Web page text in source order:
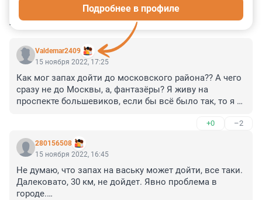
КОММЕНТАРИИ 15
Valdemar2409
Подробнее в профиле
15 ноября 2022, 17:25
Как мог запах дойти до московского района?? А чего
сразу не до Москвы, а, фантазёры? Я живу на
проспекте большевиков, если бы всё было так, то я
+0 –2
280156508
15 ноября 2022, 16:45
Не думаю, что запах на ваську может дойти, все таки.
Далековато, 30 км, не дойдет. Явно проблема в
городе.